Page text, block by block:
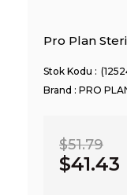
Pro Plan
Brand : PRO
$51.79
$41.43